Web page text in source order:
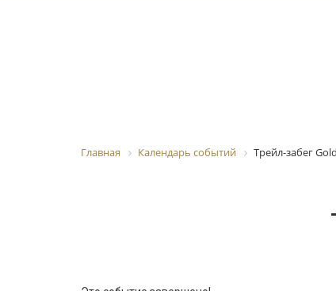
Главная Календарь событий Трейл-забег